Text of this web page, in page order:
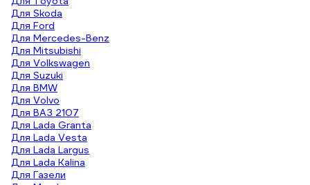
Для Skoda
Для Ford
Для Mercedes-Benz
Для Mitsubishi
Для Volkswagen
Для Suzuki
Для BMW
Для Volvo
Для ВАЗ 2107
Для Lada Granta
Для Lada Vesta
Для Lada Largus
Для Lada Kalina
Для Газели